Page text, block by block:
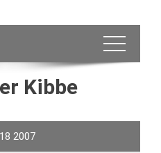
Kibbe
18 2007